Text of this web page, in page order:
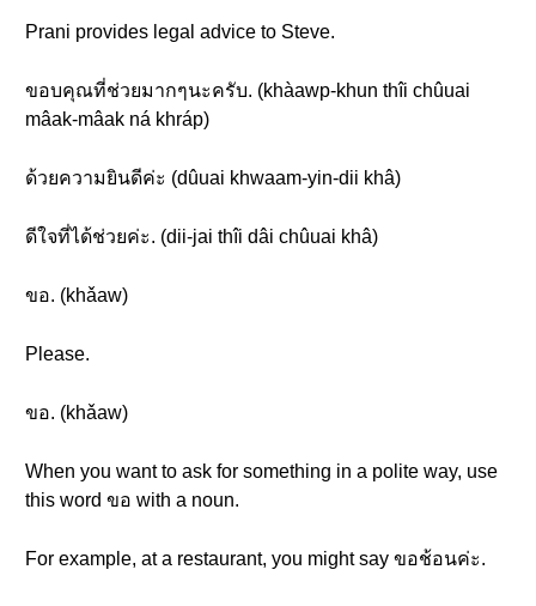
Prani provides legal advice to Steve.
ขอบคุณที่ช่วยมากๆนะครับ. (khàawp-khun thîi chûuai
mâak-mâak ná khráp)
ด้วยความยินดีค่ะ (dûuai khwaam-yin-dii khâ)
ดีใจที่ได้ช่วยค่ะ. (dii-jai thîi dâi chûuai khâ)
ขอ. (khǎaw)
Please.
ขอ. (khǎaw)
When you want to ask for something in a polite way, use
this word ขอ with a noun.
For example, at a restaurant, you might say ขอช้อนค่ะ.